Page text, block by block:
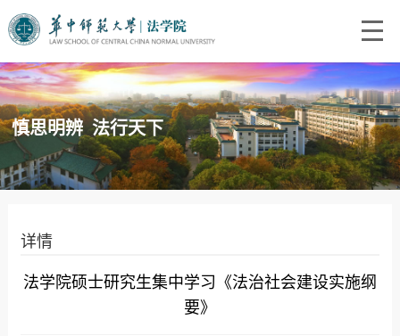
慎思明辨 法行天下
详情
法学院硕士研究生集中学习《法治社会建设实施纲
要》